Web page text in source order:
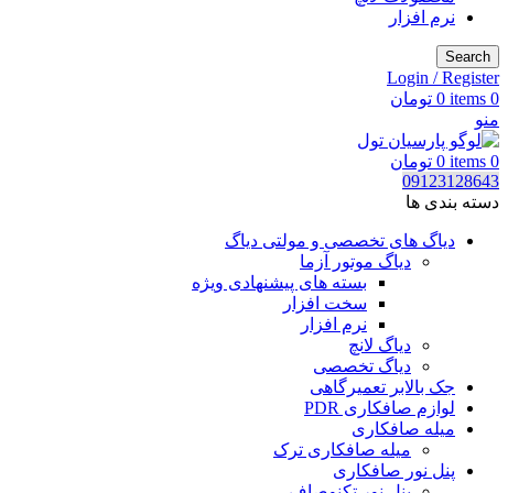
نرم افزار
Search
Login / Register
0
items
0 تومان
منو
0
items
0 تومان
09123128643
دسته بندی ها
دیاگ های تخصصی و مولتی دیاگ
دیاگ موتور آزما
بسته های پیشنهادی ویژه
سخت افزار
نرم افزار
دیاگ لانچ
دیاگ تخصصی
جک بالابر تعمیرگاهی
لوازم صافکاری PDR
میله صافکاری
میله صافکاری ترک
پنل نور صافکاری